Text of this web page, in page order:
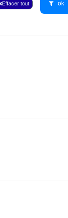
Effacer tout ok